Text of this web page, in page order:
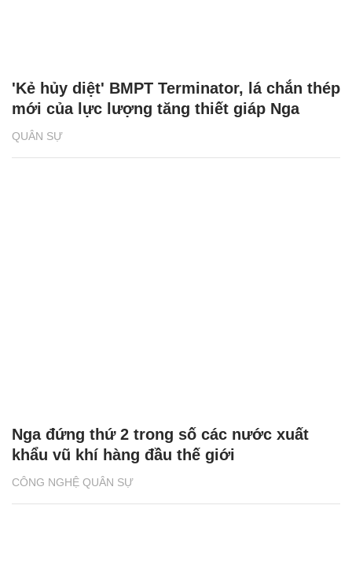
QUÂN SỰ
'Kẻ hủy diệt' BMPT Terminator, lá chắn thép
mới của lực lượng tăng thiết giáp Nga
CÔNG NGHỆ QUÂN SỰ
Nga đứng thứ 2 trong số các nước xuất
khẩu vũ khí hàng đầu thế giới